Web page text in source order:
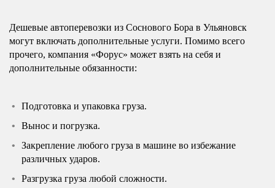
Дешевые автоперевозки из Соснового Бора в Ульяновск
могут включать дополнительные услуги. Помимо всего
прочего, компания «Форус» может взять на себя и
дополнительные обязанности:
Подготовка и упаковка груза.
Вынос и погрузка.
Закрепление любого груза в машине во избежание
различных ударов.
Разгрузка груза любой сложности.